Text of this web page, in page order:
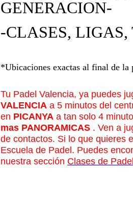
GENERACION-
-CLASES, LIGAS,
*Ubicaciones exactas al final de la
Tu Padel Valencia, ya puedes
VALENCIA a 5 minutos del
en PICANYA a tan solo 4
mas PANORAMICAS . Ven a
de contactos. Si lo que quieres
Escuela de Padel. Puedes
nuestra sección Clases de